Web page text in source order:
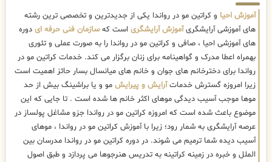
آموزش احیا و کراتین مو در رواندا یکی از جدیدترین و تخصصی ترین رشته
های آموزشی آرایشگریآموزش آرایشگری است کهسازمان فنی حرفه ای دوره
های آموزشی احیا ، صافی و کراتین مو در رواندا را به صورت عملی و تئوری
بهمراه اعطا مدرک و گواهینامه برای زنان برگزار می کند. خدمات کراتین مو در
رواندا برای دخترخانم های جوان و خانم های میانسال بسار حائز اهمیت است
زیرا امروزه گسترش خدماتآرایش و پیرایش مو و یا براشینگ بیش از حد
موها موجب آسیب دیدگی موهای اکثر خانم ها شده است . تا جایی که این
موضوع باعث شده است که امروزه کراتین مو در رواندا جزو مشاغل پولساز در
عرصه آرایشگری به شمار رود؛ زیرا با آموزش کراتین مو در رواندا ، موهای
آسیب دیده شما ترمیم می شوند. در دوره کراتین مو در رواندا مدرسان بین
الملل و خبره در زمینه کراتینه به تدریس هنرجوها می پردازد و طبق اصول